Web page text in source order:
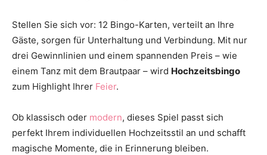
Stellen Sie sich vor: 12 Bingo-Karten, verteilt an Ihre
Gäste, sorgen für Unterhaltung und Verbindung. Mit nur
drei Gewinnlinien und einem spannenden Preis – wie
einem Tanz mit dem Brautpaar – wird Hochzeitsbingo
zum Highlight Ihrer Feier.
Ob klassisch oder modern, dieses Spiel passt sich
perfekt Ihrem individuellen Hochzeitsstil an und schafft
magische Momente, die in Erinnerung bleiben.